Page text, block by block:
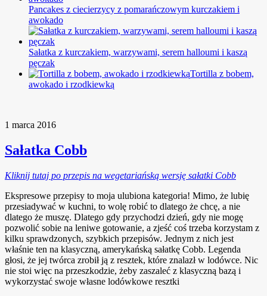
Pancakes z ciecierzycy z pomarańczowym kurczakiem i
awokado
Sałatka z kurczakiem, warzywami, serem halloumi i kaszą
pęczak
Tortilla z bobem,
awokado i rzodkiewką
1 marca 2016
Sałatka Cobb
Kliknij tutaj po przepis na wegetariańską wersję sałatki Cobb
Ekspresowe przepisy to moja ulubiona kategoria! Mimo, że lubię
przesiadywać w kuchni, to wolę robić to dlatego że chcę, a nie
dlatego że muszę. Dlatego gdy przychodzi dzień, gdy nie mogę
pozwolić sobie na leniwe gotowanie, a zjeść coś trzeba korzystam z
kilku sprawdzonych, szybkich przepisów. Jednym z nich jest
właśnie ten na klasyczną, amerykańską sałatkę Cobb. Legenda
głosi, że jej twórca zrobił ją z resztek, które znalazł w lodówce. Nic
nie stoi więc na przeszkodzie, żeby zaszaleć z klasyczną bazą i
wykorzystać swoje własne lodówkowe resztki